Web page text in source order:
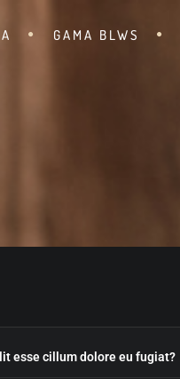
GAMA BLWS
esse cillum dolore eu fugiat?